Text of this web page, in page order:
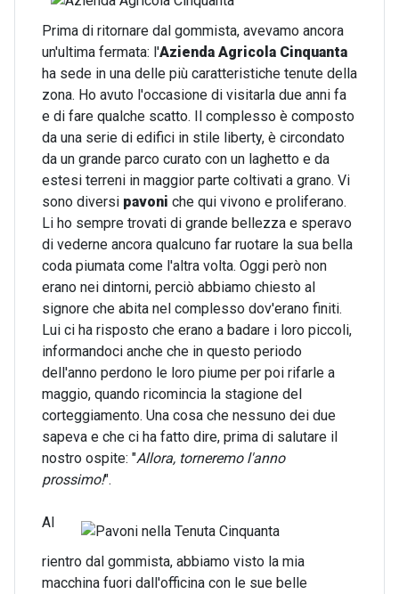
Prima di ritornare dal gommista, avevamo ancora
un'ultima fermata: l'Azienda Agricola Cinquanta
ha sede in una delle più caratteristiche tenute della
zona. Ho avuto l'occasione di visitarla due anni fa
e di fare qualche scatto. Il complesso è composto
da una serie di edifici in stile liberty, è circondato
da un grande parco curato con un laghetto e da
estesi terreni in maggior parte coltivati a grano. Vi
sono diversi pavoni che qui vivono e proliferano.
Li ho sempre trovati di grande bellezza e speravo
di vederne ancora qualcuno far ruotare la sua bella
coda piumata come l'altra volta. Oggi però non
erano nei dintorni, perciò abbiamo chiesto al
signore che abita nel complesso dov'erano finiti.
Lui ci ha risposto che erano a badare i loro piccoli,
informandoci anche che in questo periodo
dell'anno perdono le loro piume per poi rifarle a
maggio, quando ricomincia la stagione del
corteggiamento. Una cosa che nessuno dei due
sapeva e che ci ha fatto dire, prima di salutare il
nostro ospite: "Allora, torneremo l'anno
prossimo!".
Al
rientro dal gommista, abbiamo visto la mia
macchina fuori dall'officina con le sue belle